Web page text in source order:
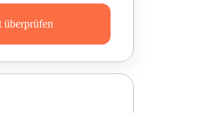
überprüfen